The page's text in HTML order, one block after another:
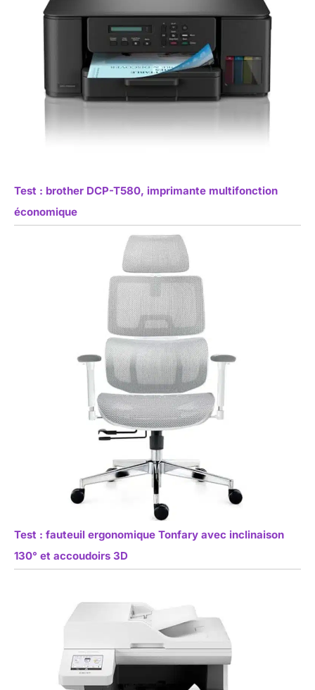
Test : brother DCP-T580, imprimante multifonction
économique
Test : fauteuil ergonomique Tonfary avec inclinaison
130° et accoudoirs 3D